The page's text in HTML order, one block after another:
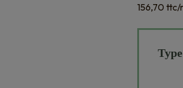
156,70 ttc/
Type